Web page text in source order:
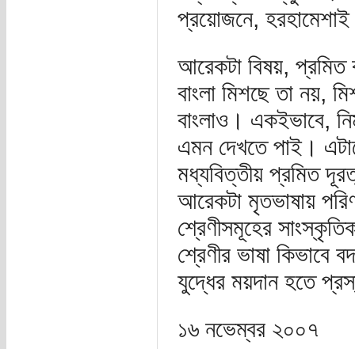
প্রয়োজনে, হরহামেশাই
আরেকটা বিষয়, প্রমিত
বাংলা মিশছে তা নয়,
বাংলাও। একইভাবে,
এমন দেখতে পাই।
মধ্যবিত্তীয় প্রমিত
আরেকটা মৃতভাষায়
শ্রেণীসমূহের
শ্রেণীর ভাষা কিভাবে
যুদ্ধের ময়দান হতে
১৬ নভেম্বর ২০০৭